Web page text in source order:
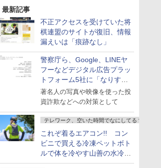
最新記事
不正アクセスを受けていた将
棋連盟のサイトが復旧、情報
漏えいは「痕跡なし」
警察庁ら、Google、LINEヤ
フーなどデジタル広告プラッ
トフォーム5社に「なりすま
し詐欺広告」対策強化を要請
著名人の写真や映像を使った投
資詐欺などへの対策として
テレワーク、空いた時間でなにしてる？
これぞ着るエアコン!! コン
ビニで買える冷凍ペットボト
ルで体を冷やす山善の水冷ベ
ストがロードバイクにちょう